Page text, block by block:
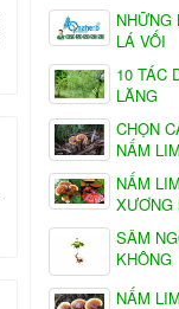
NHỮNG
LÁ VỐI
10 TÁC
LĂNG
CHỌN
NẤM
NẤM
XƯƠNG
SÂM
KHÔNG
NẤM